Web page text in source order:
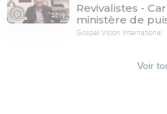
28:19
Revivalistes -
ministère de
Gospel Vision International
Voir